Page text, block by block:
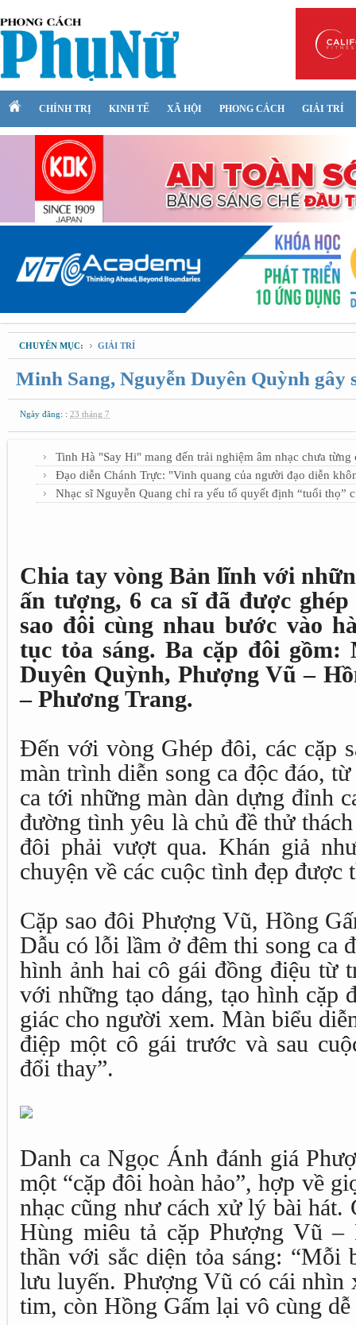
CHÍNH TRỊ KINH TẾ XÃ HỘI PHONG CÁCH GIẢI TRÍ
CHUYÊN MỤC: GIẢI TRÍ
Minh Sang, Nguyễn Duyên Quỳnh gây
Ngày đăng: : 23 tháng 7
Tinh Hà "Say Hi" mang đến trải nghiệm âm nhạc chưa
Đạo diễn Chánh Trực: "Vinh quang của người đạo diễn
Nhạc sĩ Nguyễn Quang chỉ ra yếu tố quyết định “tuổi thọ”
Chia tay vòng Bản lĩnh với
ấn tượng, 6 ca sĩ đã được
sao đôi cùng nhau bước vào
tục tỏa sáng. Ba cặp đôi gồm:
Duyên Quỳnh, Phượng Vũ –
– Phương Trang.
Đến với vòng Ghép đôi, các cặp
màn trình diễn song ca độc đáo,
ca tới những màn dàn dựng đỉnh
đường tình yêu là chủ đề thử
đôi phải vượt qua. Khán giả
chuyện về các cuộc tình đẹp được
Cặp sao đôi Phượng Vũ, Hồng
Dẫu có lỗi lầm ở đêm thi song ca
hình ảnh hai cô gái đồng điệu từ
với những tạo dáng, tạo hình cặp
giác cho người xem. Màn biểu
điệp một cô gái trước và sau
đổi thay”.
Danh ca Ngọc Ánh đánh giá
một “cặp đôi hoàn hảo”, hợp về
nhạc cũng như cách xử lý bài hát.
Hùng miêu tả cặp Phượng Vũ
thần với sắc diện tỏa sáng: “Mỗi
lưu luyến. Phượng Vũ có cái nhìn
tim, còn Hồng Gấm lại vô cùng